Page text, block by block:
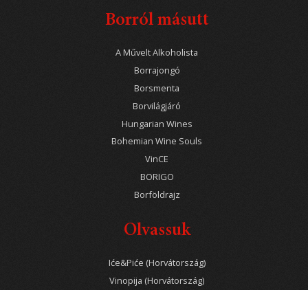
Borról másutt
A Művelt Alkoholista
Borrajongó
Borsmenta
Borvilágjáró
Hungarian Wines
Bohemian Wine Souls
VinCE
BORIGO
Borföldrajz
Olvassuk
Iće&Piće (Horvátország)
Vinopija (Horvátország)